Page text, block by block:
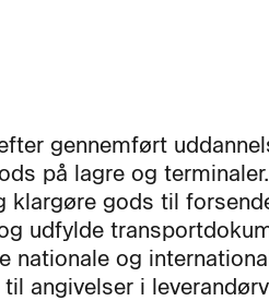
gennemført
på lagre og
klargøre gods til
udfylde
nationale og
til angivelser i